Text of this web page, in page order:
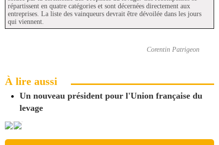
répartissent en quatre catégories et sont décernées directement aux
entreprises. La liste des vainqueurs devrait être dévoilée dans les jours
qui viennent.
Corentin Patrigeon
À lire aussi
Un nouveau président pour l'Union française du
levage